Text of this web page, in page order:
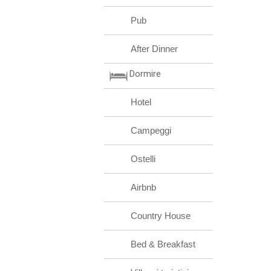
Pub
After Dinner
Dormire
Hotel
Campeggi
Ostelli
Airbnb
Country House
Bed & Breakfast